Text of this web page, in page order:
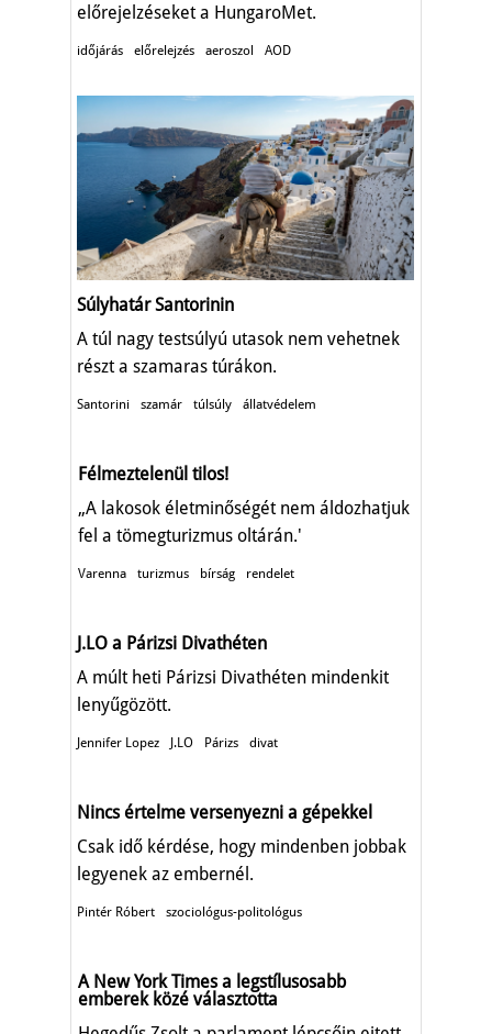
előrejelzéseket a HungaroMet.
időjárás előrelejzés aeroszol AOD
Súlyhatár Santorinin
A túl nagy testsúlyú utasok nem vehetnek
részt a szamaras túrákon.
Santorini szamár túlsúly állatvédelem
Félmeztelenül tilos!
„A lakosok életminőségét nem áldozhatjuk
fel a tömegturizmus oltárán.'
Varenna turizmus bírság rendelet
J.LO a Párizsi Divathéten
A múlt heti Párizsi Divathéten mindenkit
lenyűgözött.
Jennifer Lopez J.LO Párizs divat
Nincs értelme versenyezni a gépekkel
Csak idő kérdése, hogy mindenben jobbak
legyenek az embernél.
Pintér Róbert szociológus-politológus
A New York Times a legstílusosabb
emberek közé választotta